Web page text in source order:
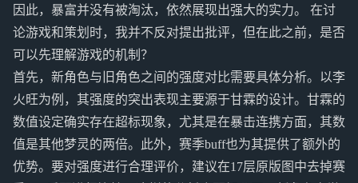
因此，暴富并没有被淘汰，依然展现出强大的实力。 在讨
论游戏和策划时，我并不反对提出批评，但在此之前，是否
可以先理解游戏的机制？
首先，新角色与旧角色之间的强度对比需要具体分析。以李
火旺为例，其强度的突出表现主要源于甘霖的设计。甘霖的
数值设定确实存在超标现象，尤其是在暴击连携方面，其数
值是其他梦灵的两倍。此外，赛季buff也为其提供了额外的
优势。要对强度进行合理评价，建议在17层原版图中去掉赛